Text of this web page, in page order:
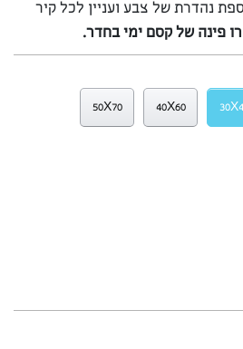
נהדרת של צבע ועניין לכל קיר
פינה של קסם ימי בחדר.
40X60
50X70